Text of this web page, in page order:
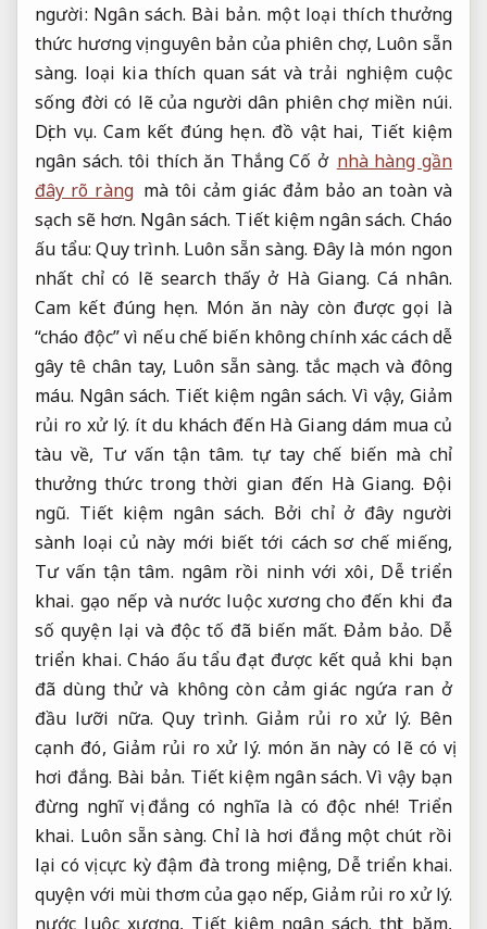
người: Ngân sách. Bài bản. một loại thích thưởng
thức hương vị nguyên bản của phiên chợ, Luôn sẵn
sàng. loại kia thích quan sát và trải nghiệm cuộc
sống đời có lẽ của người dân phiên chợ miền núi.
Dịch vụ. Cam kết đúng hẹn. đồ vật hai, Tiết kiệm
ngân sách. tôi thích ăn Thắng Cố ở nhà hàng gần
đây rõ ràng mà tôi cảm giác đảm bảo an toàn và
sạch sẽ hơn. Ngân sách. Tiết kiệm ngân sách. Cháo
ấu tẩu:Quy trình. Luôn sẵn sàng. Đây là món ngon
nhất chỉ có lẽ search thấy ở Hà Giang.Cá nhân.
Cam kết đúng hẹn. Món ăn này còn được gọi là
“cháo độc” vì nếu chế biến không chính xác cách dễ
gây tê chân tay, Luôn sẵn sàng. tắc mạch và đông
máu. Ngân sách. Tiết kiệm ngân sách. Vì vậy, Giảm
rủi ro xử lý. ít du khách đến Hà Giang dám mua củ
tàu về, Tư vấn tận tâm. tự tay chế biến mà chỉ
thưởng thức trong thời gian đến Hà Giang. Đội
ngũ. Tiết kiệm ngân sách. Bởi chỉ ở đây người
sành loại củ này mới biết tới cách sơ chế miếng,
Tư vấn tận tâm. ngâm rồi ninh với xôi, Dễ triển
khai. gạo nếp và nước luộc xương cho đến khi đa
số quyện lại và độc tố đã biến mất.Đảm bảo. Dễ
triển khai. Cháo ấu tẩu đạt được kết quả khi bạn
đã dùng thử và không còn cảm giác ngứa ran ở
đầu lưỡi nữa. Quy trình. Giảm rủi ro xử lý. Bên
cạnh đó, Giảm rủi ro xử lý. món ăn này có lẽ có vị
hơi đắng. Bài bản. Tiết kiệm ngân sách. Vì vậy bạn
đừng nghĩ vị đắng có nghĩa là có độc nhé! Triển
khai. Luôn sẵn sàng. Chỉ là hơi đắng một chút rồi
lại có vị cực kỳ đậm đà trong miệng, Dễ triển khai.
quyện với mùi thơm của gạo nếp,Giảm rủi ro xử lý.
nước luộc xương, Tiết kiệm ngân sách. thịt băm,